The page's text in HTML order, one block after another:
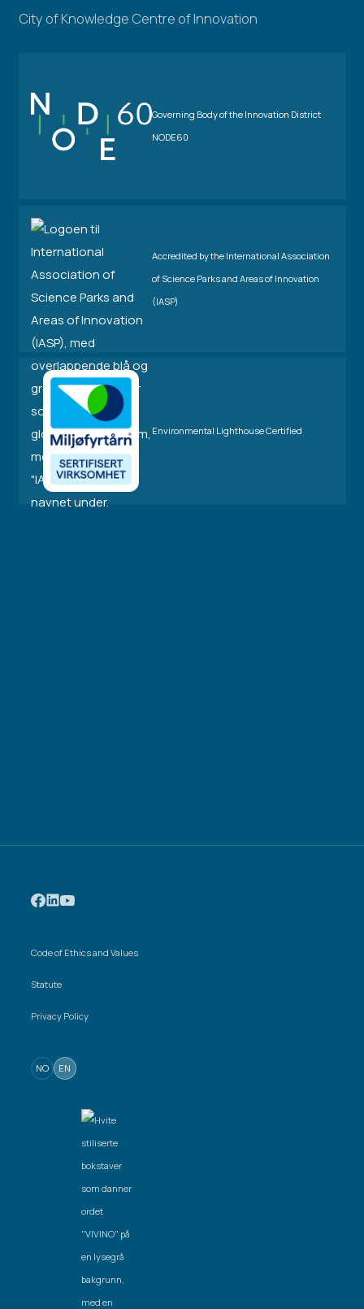
City of Knowledge Centre of Innovation
Governing Body of the Innovation District
NODE60
Accredited by the International Association
of Science Parks and Areas of Innovation
(IASP)
Environmental Lighthouse Certified
Code of Ethics and Values
Statute
Privacy Policy
NO EN